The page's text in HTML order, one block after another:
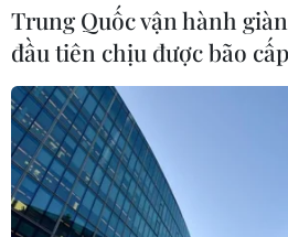
Phương pháp mới giúp phát
sớm bệnh Alzheimer
30/07/2026 14:27
Virus H5N1 lây lan trong quần
Trung Quốc vận hành
đầu tiên chịu được bão cấp